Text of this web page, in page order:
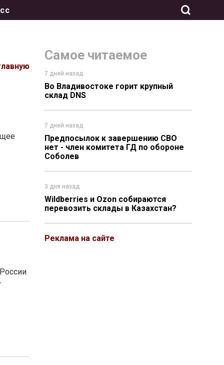
Самое читаемое
7 дней назад
Во Владивостоке горит крупный
склад DNS
7 дней назад
Предпосылок к завершению СВО
нет - член комитета ГД по обороне
Соболев
3 дня назад
Wildberries и Ozon собираются
перевозить склады в Казахстан?
Реклама на сайте